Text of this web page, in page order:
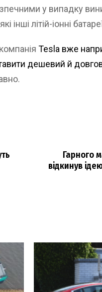
у випадку
інші літій-іонні
Tesla вже
дешевий й
Гарного
відкинув